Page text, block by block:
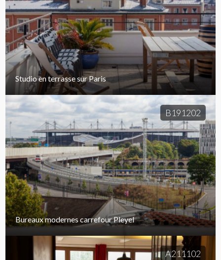
Studio en terrasse sur Paris
B191202
Bureaux modernes carrefour Pleyel
A211102